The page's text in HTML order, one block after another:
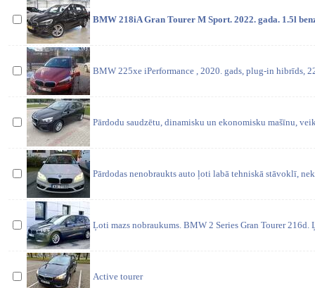
BMW 218iA Gran Tourer M Sport. 2022. gada. 1.5l
BMW 225xe iPerformance , 2020. gads, plug-in hibrīds,
Pārdodu saudzētu, dinamisku un ekonomisku mašīnu,
Pārdodas nenobraukts auto ļoti labā tehniskā stāvoklī,
Ļoti mazs nobraukums. BMW 2 Series Gran Tourer
Active tourer